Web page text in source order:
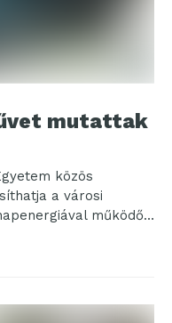
mutattak
közös
a városi
működő